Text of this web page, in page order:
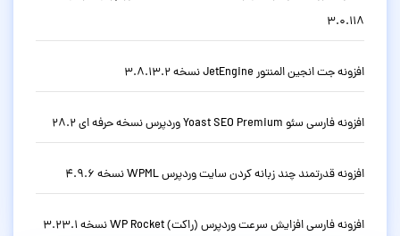
3.0.118
افزونه جت انجین المنتور JetEngine نسخه 3.8.13.2
افزونه فارسی سئو Yoast SEO Premium وردپرس نسخه حرفه ای 28.2
افزونه قدرتمند چند زبانه کردن سایت وردپرس WPML نسخه 4.9.6
افزونه فارسی افزایش سرعت وردپرس (راکت) WP Rocket نسخه 3.23.1